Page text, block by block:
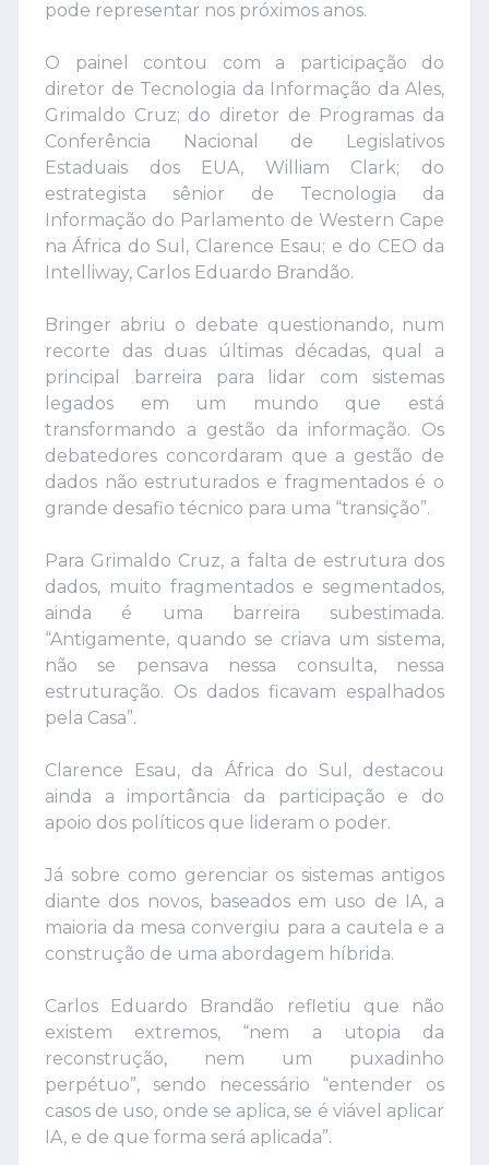
pode representar nos próximos anos.
O painel contou com a participação do
diretor de Tecnologia da Informação da Ales,
Grimaldo Cruz; do diretor de Programas da
Conferência Nacional de Legislativos
Estaduais dos EUA, William Clark; do
estrategista sênior de Tecnologia da
Informação do Parlamento de Western Cape
na África do Sul, Clarence Esau; e do CEO da
Intelliway, Carlos Eduardo Brandão.
Bringer abriu o debate questionando, num
recorte das duas últimas décadas, qual a
principal barreira para lidar com sistemas
legados em um mundo que está
transformando a gestão da informação. Os
debatedores concordaram que a gestão de
dados não estruturados e fragmentados é o
grande desafio técnico para uma “transição”.
Para Grimaldo Cruz, a falta de estrutura dos
dados, muito fragmentados e segmentados,
ainda é uma barreira subestimada.
“Antigamente, quando se criava um sistema,
não se pensava nessa consulta, nessa
estruturação. Os dados ficavam espalhados
pela Casa”.
Clarence Esau, da África do Sul, destacou
ainda a importância da participação e do
apoio dos políticos que lideram o poder.
Já sobre como gerenciar os sistemas antigos
diante dos novos, baseados em uso de IA, a
maioria da mesa convergiu para a cautela e a
construção de uma abordagem híbrida.
Carlos Eduardo Brandão refletiu que não
existem extremos, “nem a utopia da
reconstrução, nem um puxadinho
perpétuo”, sendo necessário “entender os
casos de uso, onde se aplica, se é viável aplicar
IA, e de que forma será aplicada”.